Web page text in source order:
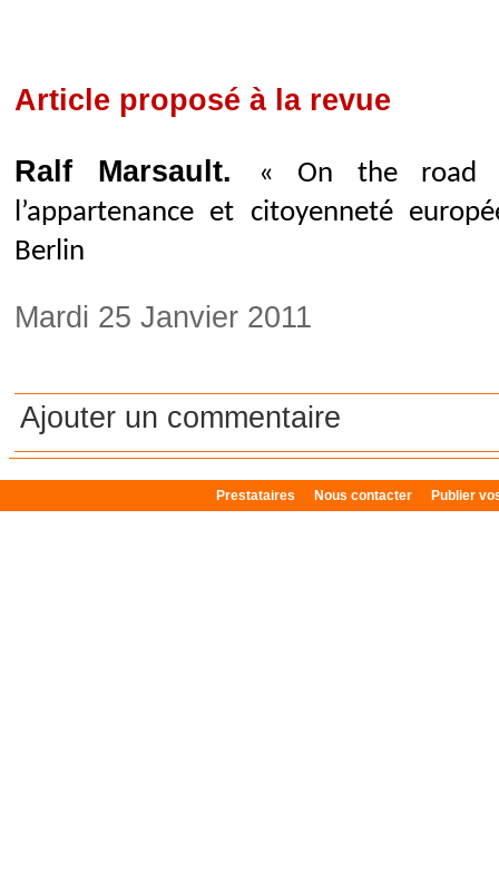
Article proposé à la revue
Ralf Marsault.
« On the road
l’appartenance et citoyenneté
Berlin
Mardi 25 Janvier 2011
Ajouter un commentaire
Prestataires Nous contacter Publier